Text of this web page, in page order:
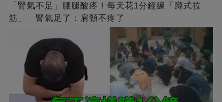
「腎氣不足」腰腿酸疼！每天花1分鐘練「蹲式拉
筋」 腎氣足了：肩頸不疼了